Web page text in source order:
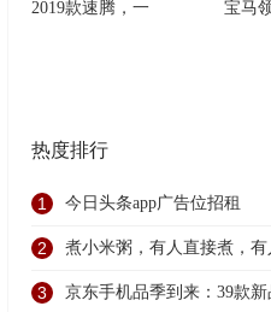
2019款速腾，一 宝马
热度排行
1 今日头条app广告位招租
2 煮小米粥，有人直接煮，
3 京东手机品季到来：39款